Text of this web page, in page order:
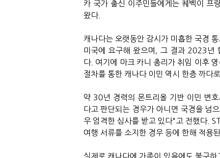
카 국가 출신 이주민들에게는 퀘벡이 프
왔다.
캐나다는 오랫동안 감시가 미흡한 국경
미국에 요구해 왔으며, 그 결과 2023년
다. 여기에 마크 카니 총리가 취임 이후
절차를 통한 캐나다 이민 역시 한층 까다
약 30년 경력의 몬트리올 기반 이민 변
다고 판단되는 경우가 아니면 국경을 넘
우 엄격한 심사를 받고 있다"고 전했다.
여행 서류를 소지한 경우 등에 한해 적용
실제로 캐나다에 가족이 있음에도 불구